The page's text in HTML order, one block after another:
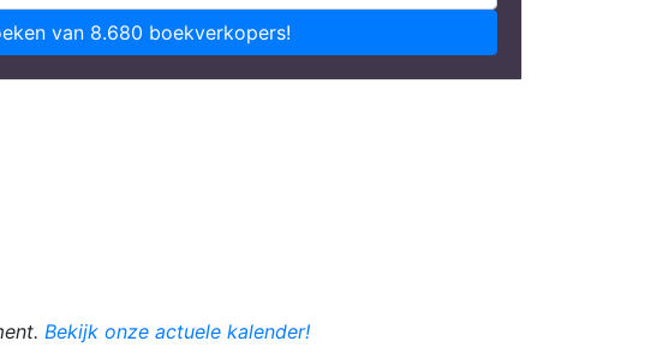
van 8.680 boekverkopers!
Bekijk onze actuele kalender!